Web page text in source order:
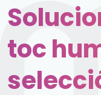
toc